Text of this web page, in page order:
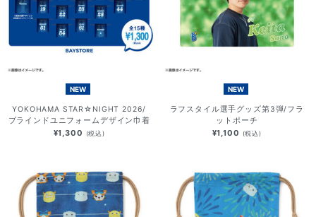
NEW
YOKOHAMA STAR☆NIGHT 2026/
ブラインドユニフォームデザイン巾着
¥1,300 (税込)
NEW
ラフスタイル選手グッズ第3弾/フラ
ットポーチ
¥1,100 (税込)